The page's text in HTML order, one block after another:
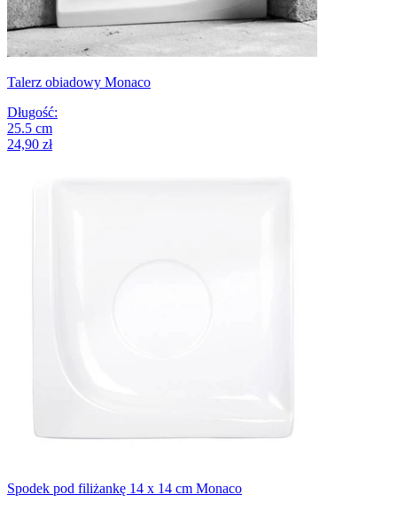
Talerz obiadowy Monaco
Długość:
25.5 cm
24,90 zł
Spodek pod filiżankę 14 x 14 cm Monaco